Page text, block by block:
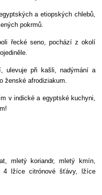
a etiopských chlebů,
pokrmů.
řecké seno, pochází z okolí
ulevuje při kašli, nadýmání a
ženské afrodiziakum.
v indické a egyptské kuchyni,
mletý koriandr, mletý kmín,
4 lžíce citrónové šťávy, lžíce